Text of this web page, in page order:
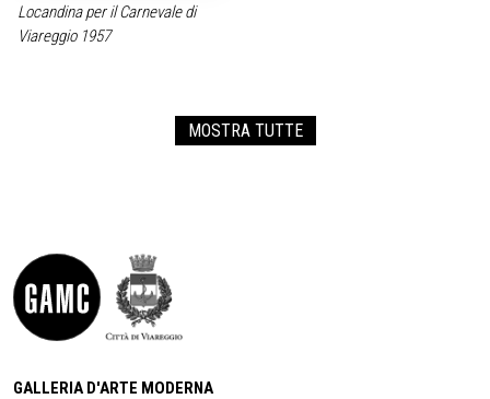
Locandina per il Carnevale di
Viareggio 1957
MOSTRA TUTTE
GALLERIA D'ARTE MODERNA